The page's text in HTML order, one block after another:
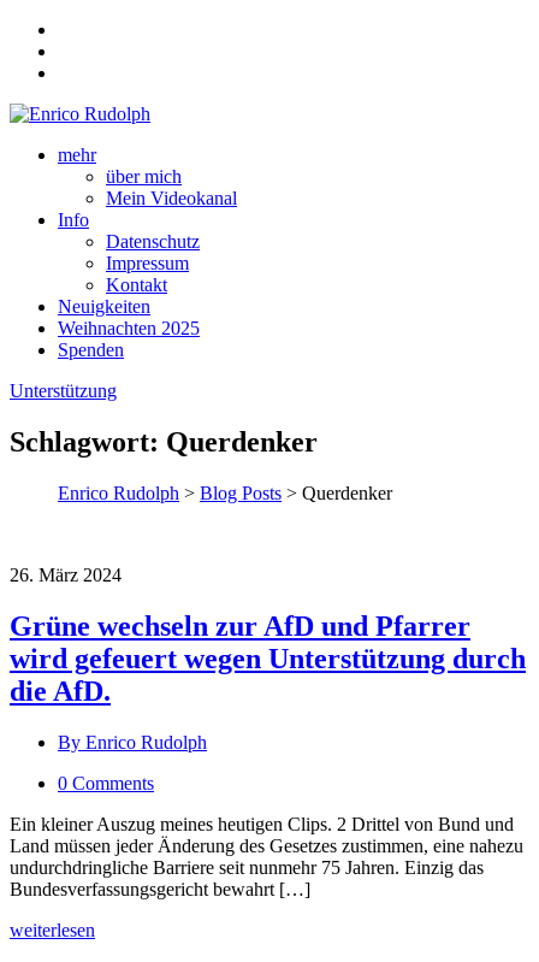
mehr
über mich
Mein Videokanal
Info
Datenschutz
Impressum
Kontakt
Neuigkeiten
Weihnachten 2025
Spenden
Unterstützung
Schlagwort: Querdenker
Enrico Rudolph > Blog Posts > Querdenker
26. März 2024
Grüne wechseln zur AfD und Pfarrer
wird gefeuert wegen Unterstützung durch
die AfD.
By Enrico Rudolph
0 Comments
Ein kleiner Auszug meines heutigen Clips. 2 Drittel von Bund und
Land müssen jeder Änderung des Gesetzes zustimmen, eine nahezu
undurchdringliche Barriere seit nunmehr 75 Jahren. Einzig das
Bundesverfassungsgericht bewahrt […]
weiterlesen